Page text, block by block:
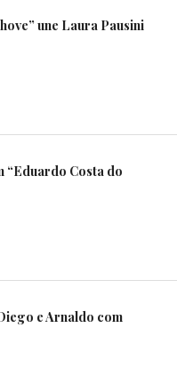
une Laura Pausini
“Eduardo Costa do
e Arnaldo com